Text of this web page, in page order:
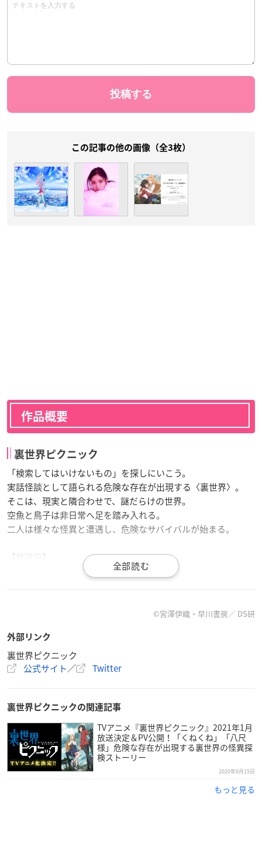
この記事の他の画像（全3枚）
作品概要
裏世界ピクニック
「検索してはいけないもの」を探しにいこう。
実話怪談として語られる危険な存在が出現する〈裏世界〉。
そこは、現実と隣合わせで、謎だらけの世界。
空魚と鳥子は非日常へ足を踏み入れる。
二人は様々な怪異と遭遇し、危険なサバイバルが始まる。
【放送日】
2021年1月4日(日)よりTOKYO MX/サンテレビ/BS11/AT-Xにて放
キャラクター原案： shirakaba
監督・シリーズ構成：佐藤卓哉
キャラクターデザイン・総作画監督：西畑あゆみ
美術監督：松本浩樹（アトリエ Platz）
色彩設計：岩井田 洋（Assez Finaud Fabric.）
撮影監督：口羽 毅（Assez Finaud Fabric.）
3Dディレクター：白石優也（FelixFilm）
編集：後藤正浩（REAL-T）
©宮澤伊織・早川書房／ DS研
外部リンク
裏世界ピクニック
公式サイト／ Twitter
裏世界ピクニックの関連記事
TVアニメ『裏世界ピクニック』2021年1月
放送決定＆PV公開！「くねくね」「八尺
様」危険な存在が出現する裏世界の怪異探
検ストーリー
2020年9月15日
もっと見る